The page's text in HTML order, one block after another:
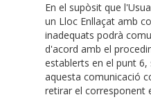
En el supòsit que
un Lloc Enllaçat amb
inadequats podrà
d'acord amb el
establerts en el punt 6,
aquesta comunicació
retirar el corresponent